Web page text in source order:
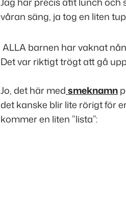
våran säng, ja tog en liten
ALLA barnen har vaknat
Det var riktigt trögt att gå
Jo, det här medsmeknamn
det kanske blir lite rörigt för
kommer en liten ”lista”: